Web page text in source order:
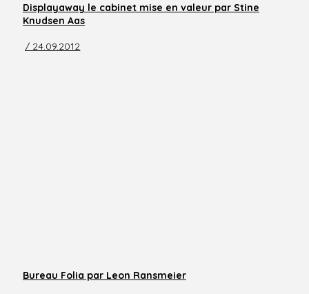
Displayaway le cabinet mise en valeur par Stine
Knudsen Aas
/ 24.09.2012
Bureau Folia par Leon Ransmeier